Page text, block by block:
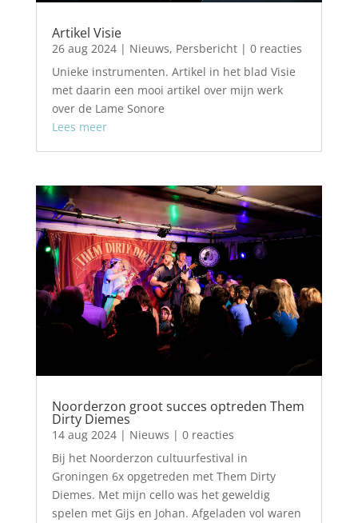
Artikel Visie
26 aug 2024| Nieuws, Persbericht| 0 reacties
Unieke instrumenten. Artikel in het blad Visie
met daarin een mooi artikel over mijn werk
over de Lame Sonore
Lees meer
Noorderzon groot succes optreden Them
Dirty Diemes
14 aug 2024| Nieuws | 0 reacties
Bij het Noorderzon cultuurfestival in
Groningen 6x opgetreden met Them Dirty
Diemes. Met mijn cello was het geweldig
spelen met Gijs en Johan. Afgeladen vol waren